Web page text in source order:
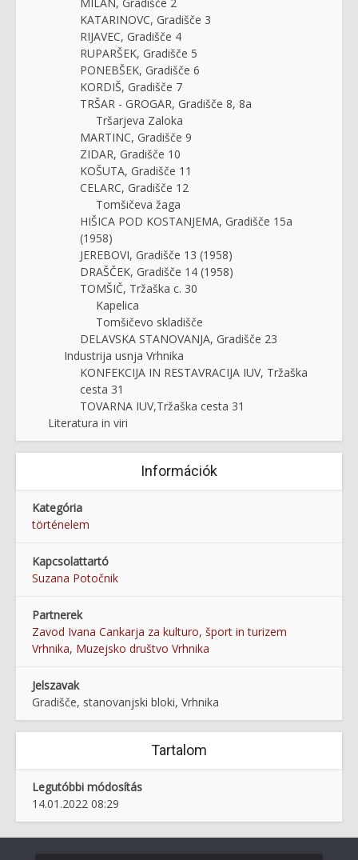
KATARINOVC, Gradišče 3
RIJAVEC, Gradišče 4
RUPARŠEK, Gradišče 5
PONEBŠEK, Gradišče 6
KORDIŠ, Gradišče 7
TRŠAR - GROGAR, Gradišče 8, 8a
Tršarjeva Zaloka
MARTINC, Gradišče 9
ZIDAR, Gradišče 10
KOŠUTA, Gradišče 11
CELARC, Gradišče 12
Tomšičeva žaga
HIŠICA POD KOSTANJEMA, Gradišče 15a
(1958)
JEREBOVI, Gradišče 13 (1958)
DRAŠČEK, Gradišče 14 (1958)
TOMŠIČ, Tržaška c. 30
Kapelica
Tomšičevo skladišče
DELAVSKA STANOVANJA, Gradišče 23
Industrija usnja Vrhnika
KONFEKCIJA IN RESTAVRACIJA IUV, Tržaška
cesta 31
TOVARNA IUV,Tržaška cesta 31
Literatura in viri
Információk
Kategória
történelem
Kapcsolattartó
Suzana Potočnik
Partnerek
Zavod Ivana Cankarja za kulturo, šport in turizem
Vrhnika, Muzejsko društvo Vrhnika
Jelszavak
Gradišče, stanovanjski bloki, Vrhnika
Tartalom
Legutóbbi módosítás
14.01.2022 08:29